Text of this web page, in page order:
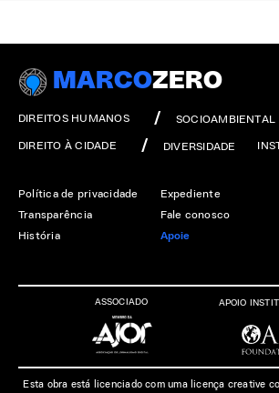
MARCOZERO
DIREITOS HUMANOS SOCIOAMBIENTAL
DIREITO À CIDADE DIVERSIDADE
Política de privacidade
Transparência
História
Expediente
Fale conosco
Apoie
ASSOCIADO APOIO
Esta obra está licenciado com uma licença creative